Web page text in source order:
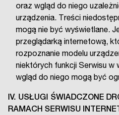
oraz wgląd do niego
urządzenia. Treści
mogą nie być wyświetlane.
przeglądarką internetową,
rozpoznanie modelu
niektórych funkcji Serwisu w
wgląd do niego mogą być
IV. USŁUGI ŚWIADCZONE
RAMACH SERWISU